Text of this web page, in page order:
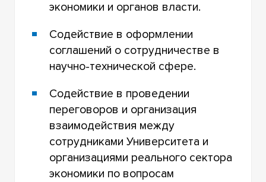
экономики и органов власти.
Содействие в оформлении
соглашений о сотрудничестве в
научно-технической сфере.
Содействие в проведении
переговоров и организация
взаимодействия между
сотрудниками Университета и
организациями реального сектора
экономики по вопросам